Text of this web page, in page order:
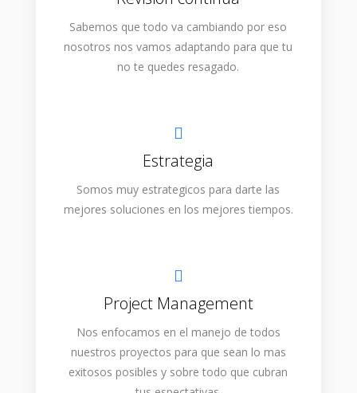
Sabemos que todo va cambiando por eso
nosotros nos vamos adaptando para que tu
no te quedes resagado.
Estrategia
Somos muy estrategicos para darte las
mejores soluciones en los mejores tiempos.
Project Management
Nos enfocamos en el manejo de todos
nuestros proyectos para que sean lo mas
exitosos posibles y sobre todo que cubran